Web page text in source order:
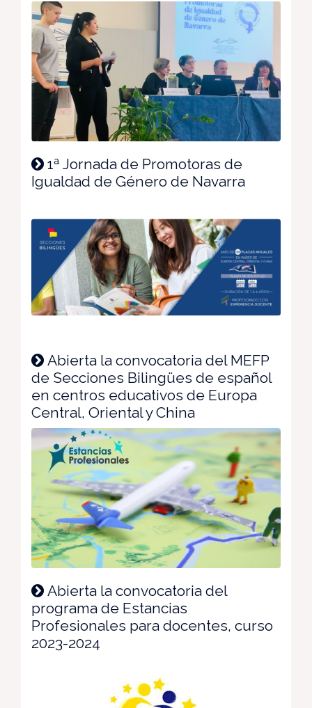
1ª Jornada de Promotoras de
Igualdad de Género de Navarra
Abierta la convocatoria del MEFP
de Secciones Bilingües de español
en centros educativos de Europa
Central, Oriental y China
Abierta la convocatoria del
programa de Estancias
Profesionales para docentes, curso
2023-2024